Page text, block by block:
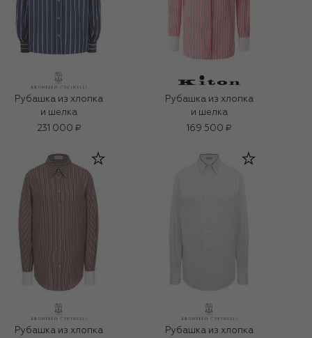
Рубашка из хлопка
и шелка
231 000 ₽
Рубашка из хлопка
и шелка
169 500 ₽
Рубашка из хлопка
Рубашка из хлопка